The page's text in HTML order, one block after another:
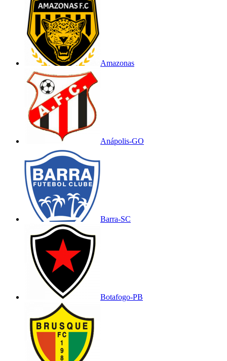
Amazonas
Anápolis-GO
Barra-SC
Botafogo-PB